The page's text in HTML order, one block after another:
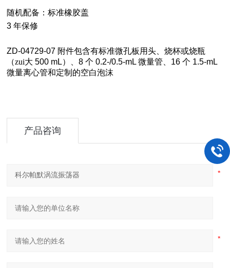
随机配备：标准橡胶盖
3 年保修
ZD-04729-07 附件包含有标准微孔板用头、烧杯或烧瓶
（zui大 500 mL）、8 个 0.2-/0.5-mL 微量管、 16 个 1.5-mL
微量离心管和定制的空白泡沫
产品咨询